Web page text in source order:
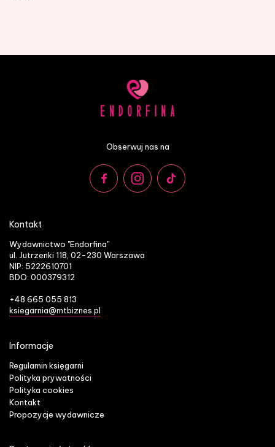
Obserwuj nas na
Kontakt
Wydawnictwo "Endorfina"
ul. Jutrzenki 118, 02-230 Warszawa
NIP: 5222610701
BDO: 000379312
+48 665 055 813
ksiegarnia@mtbiznes.pl
Informacje
Regulamin księgarni
Polityka prywatności
Polityka cookies
Kontakt
Propozycje wydawnicze